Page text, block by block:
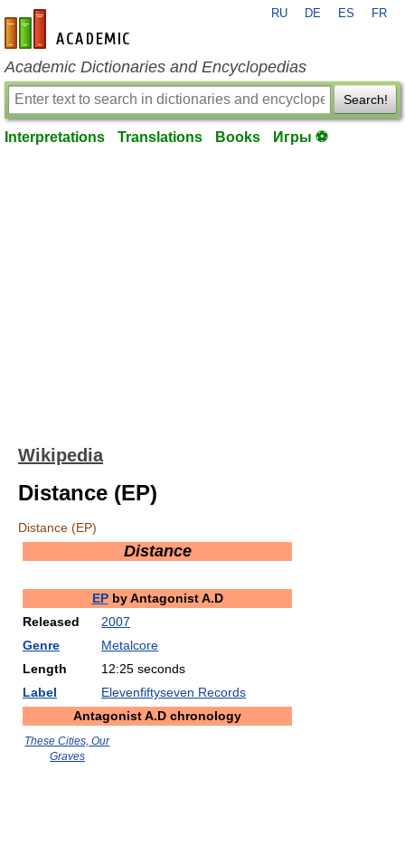
en-academic.com
RU DE ES FR
Academic Dictionaries and Encyclopedias
Search!
Interpretations Translations Books Игры ⚽
Wikipedia
Distance (EP)
Distance (EP)
Distance
EPbyAntagonist A.D
Released
2007
Genre
Metalcore
Length
12:25 seconds
Label
Elevenfiftyseven Records
Antagonist A.D chronology
These Cities, Our
Graves